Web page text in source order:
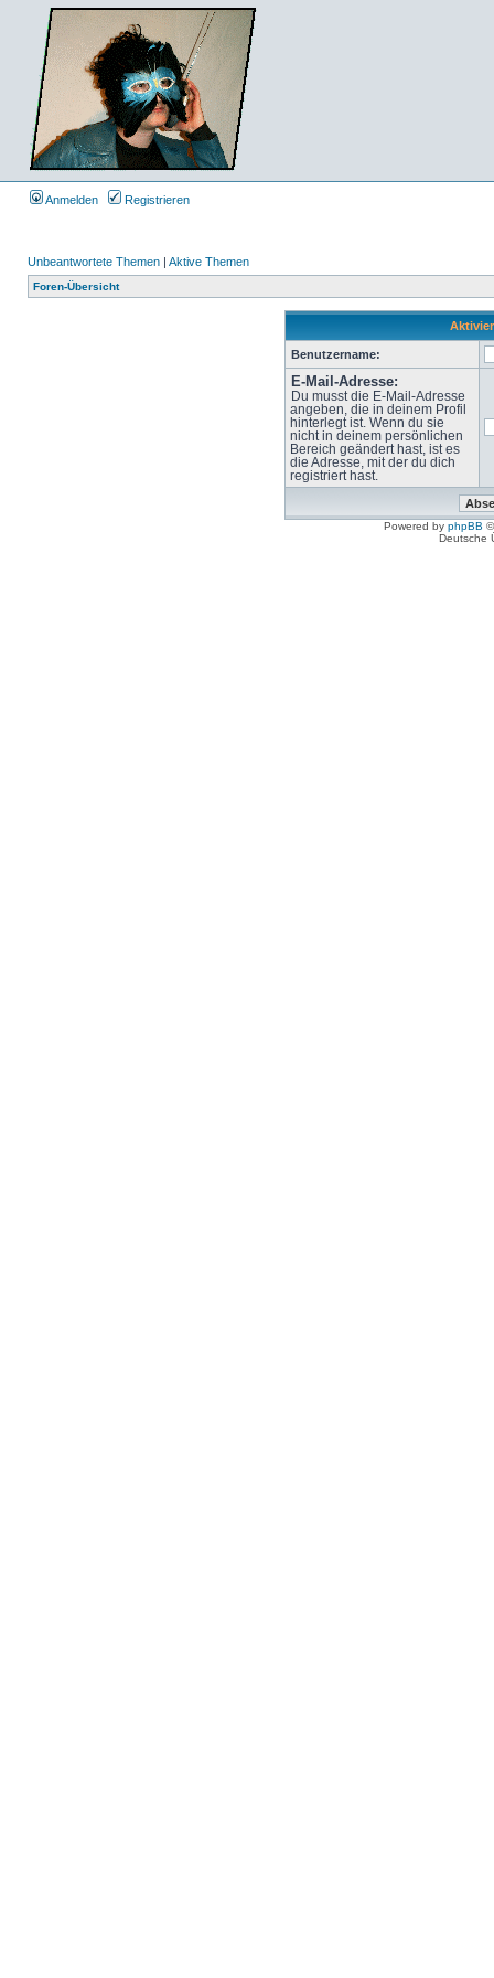
Anmelden Registrieren
Unbeantwortete Themen | Aktive Themen
Foren-Übersicht
Benutzername:
E-Mail-Adresse:
Du musst die E-Mail-Adresse
angeben, die in deinem Profil
hinterlegt ist. Wenn du sie
nicht in deinem persönlichen
Bereich geändert hast, ist es
die Adresse, mit der du dich
registriert hast.
Powered by phpBB
Deutsche